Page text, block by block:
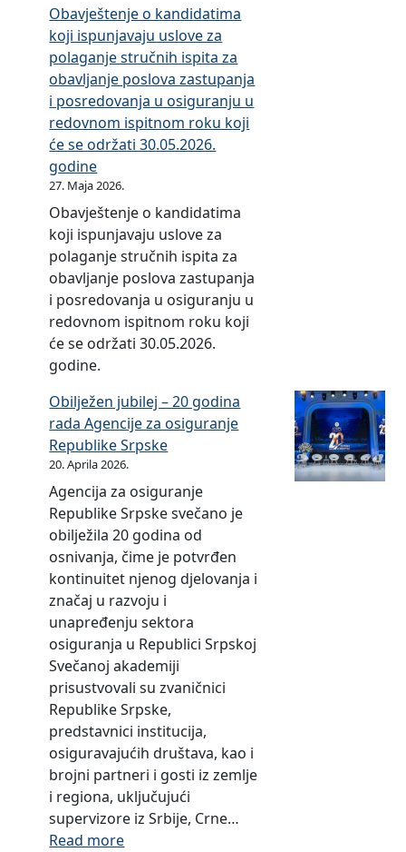
i
d
a
t
a
z
a
l
i
c
e
n
a
z
n
a
č
j
n
o
p
o
l
o
ž
a
j
u
u
d
r
u
š
t
v
u
z
a
i
z
d
a
v
a
n
j
e
s
a
g
l
a
s
n
s
t
i
z
a
i
m
e
n
o
v
a
n
j
e
Obavještenje o kandidatima
koji ispunjavaju uslove za
polaganje stručnih ispita za
obavljanje poslova zastupanja
i posredovanja u osiguranju u
redovnom ispitnom roku koji
će se održati 30.05.2026.
godine
27. Maja 2026.
Obavještenje o kandidatima
koji ispunjavaju uslove za
polaganje stručnih ispita za
obavljanje poslova zastupanja
i posredovanja u osiguranju u
redovnom ispitnom roku koji
će se održati 30.05.2026.
godine.
Obilježen jubilej – 20 godina
rada Agencije za osiguranje
Republike Srpske
20. Aprila 2026.
Agencija za osiguranje
Republike Srpske svečano je
obilježila 20 godina od
osnivanja, čime je potvrđen
kontinuitet njenog djelovanja i
značaj u razvoju i
unapređenju sektora
osiguranja u Republici Srpskoj
Svečanoj akademiji
prisustvovali su zvaničnici
Republike Srpske,
predstavnici institucija,
osiguravajućih društava, kao i
brojni partneri i gosti iz zemlje
i regiona, uključujući
supervizore iz Srbije, Crne…
Read more: